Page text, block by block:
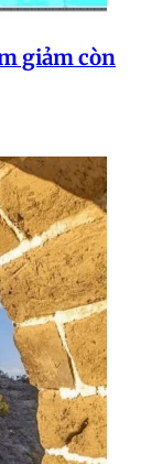
giảm còn